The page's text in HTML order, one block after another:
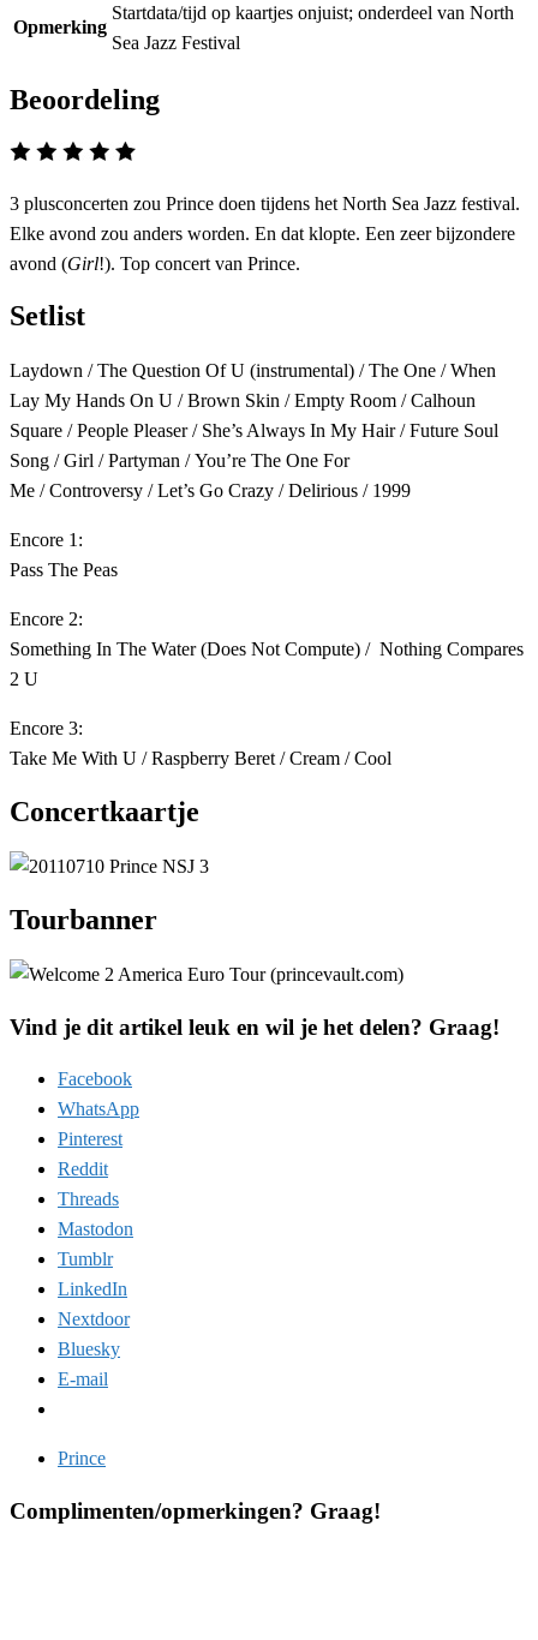
Opmerking
Startdata/tijd op kaartjes onjuist; onderdeel van North
Sea Jazz Festival
Beoordeling
3 plusconcerten zou Prince doen tijdens het North Sea Jazz festival.
Elke avond zou anders worden. En dat klopte. Een zeer bijzondere
avond (Girl!). Top concert van Prince.
Setlist
Laydown / The Question Of U (instrumental) / The One / When
Lay My Hands On U / Brown Skin / Empty Room / Calhoun
Square / People Pleaser / She’s Always In My Hair / Future Soul
Song / Girl / Partyman / You’re The One For
Me / Controversy / Let’s Go Crazy / Delirious / 1999
Encore 1:
Pass The Peas
Encore 2:
Something In The Water (Does Not Compute) / Nothing Compares
2 U
Encore 3:
Take Me With U / Raspberry Beret / Cream / Cool
Concertkaartje
Tourbanner
Vind je dit artikel leuk en wil je het delen? Graag!
Facebook
WhatsApp
Pinterest
Reddit
Threads
Mastodon
Tumblr
LinkedIn
Nextdoor
Bluesky
E-mail
Prince
Complimenten/opmerkingen? Graag!